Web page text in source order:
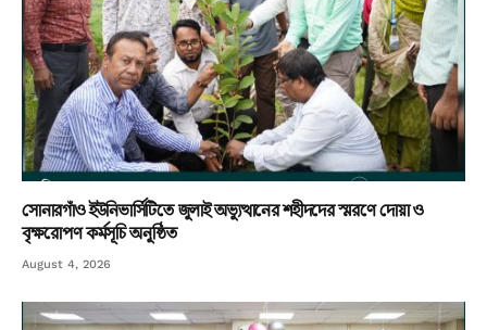
সোনারগাঁও ইউনিভার্সিটিতে জুলাই অভ্যুত্থানের শহীদদের স্মরণে দোয়া ও
বৃক্ষরোপণ কর্মসূচি অনুষ্ঠিত
August 4, 2026